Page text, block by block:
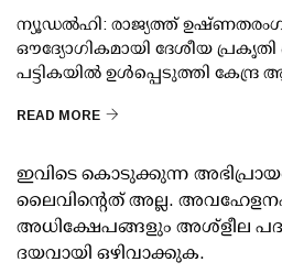
ന്യൂഡല്‍ഹി: രാജ്യത്ത്
ഔദ്യോഗികമായി ദേശീയ
പട്ടികയില്‍ ഉള്‍പ്പെടുത്തി കേന്ദ്ര
READ MORE
ഇവിടെ കൊടുക്കുന്ന
ലൈവിന്റെത് അല്ല.
അധിക്ഷേപങ്ങളും അശ്‌ളീല
ദയവായി ഒഴിവാക്കുക.